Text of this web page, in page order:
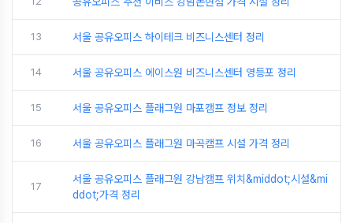
13 서울 공유오피스 하이테크 비즈니스센터 정리
14 서울 공유오피스 에이스원 비즈니스센터 영등포 정리
15 서울 공유오피스 플래그원 마포캠프 정보 정리
16 서울 공유오피스 플래그원 마곡캠프 시설 가격 정리
17
서울 공유오피스 플래그원 강남캠프 위치&middot;시설&mi
ddot;가격 정리